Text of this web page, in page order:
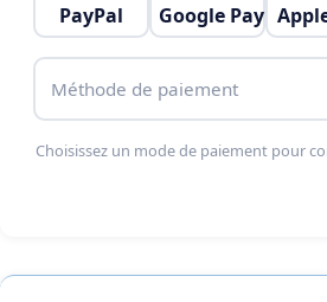
PayPal Google Pay
Méthode de paiement
Choisissez un mode de paiement pour